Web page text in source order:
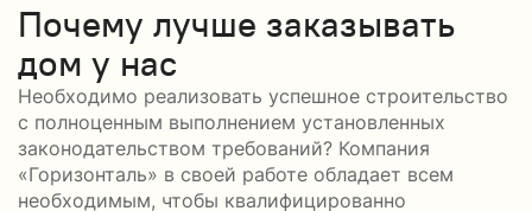
Почему лучше заказывать
дом у нас
Необходимо реализовать успешное строительство
с полноценным выполнением установленных
законодательством требований? Компания
«Горизонталь» в своей работе обладает всем
необходимым, чтобы квалифицированно